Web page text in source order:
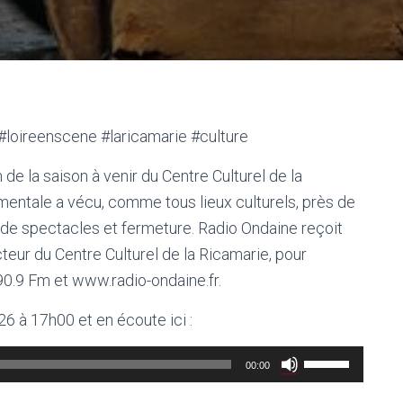
#laricamarie #culture
la saison à venir du Centre Culturel de la
a vécu, comme tous lieux culturels, près de
spectacles et fermeture. Radio Ondaine reçoit
du Centre Culturel de la Ricamarie, pour
Fm et www.radio-ondaine.fr.
à 17h00 et en écoute ici :
00:00
Utilisez
les